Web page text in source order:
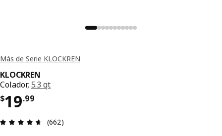
Más de Serie KLOCKREN
KLOCKREN
Colador, 5.3 qt
$19.99
Precio $ 19.99
Reseña: 4.6 de 5 estrellas. Reseñas totales: 662
(662)